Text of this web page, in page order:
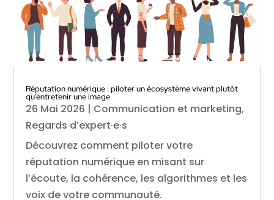
Réputation numérique : piloter un écosystème vivant plutôt
qu’entretenir une image
26 Mai 2026 | Communication et marketing,
Regards d’expert·e·s
Découvrez comment piloter votre
réputation numérique en misant sur
l’écoute, la cohérence, les algorithmes et les
voix de votre communauté.